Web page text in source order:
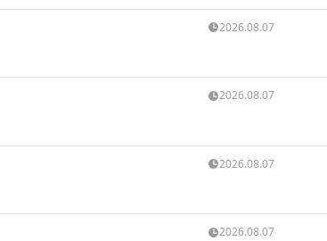
2026.08.07
2026.08.07
2026.08.07
2026.08.07